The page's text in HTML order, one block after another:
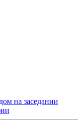
на заседании